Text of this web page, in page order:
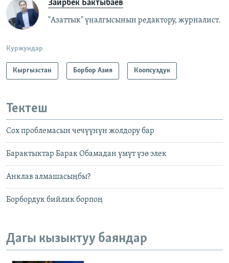
Заирбек Бактыбаев
"Азаттык" үналгысынын редактору, журналист.
Куржундар
Кыргызстан Борбор Азия Коопсуздук
Тектеш
Сох проблемасын чечүүнүн жолдору бар
Барактыктар Барак Обамадан үмүт үзө элек
Анклав алмашасыңбы?
Борбордук бийлик борпоң
Дагы кызыктуу баяндар